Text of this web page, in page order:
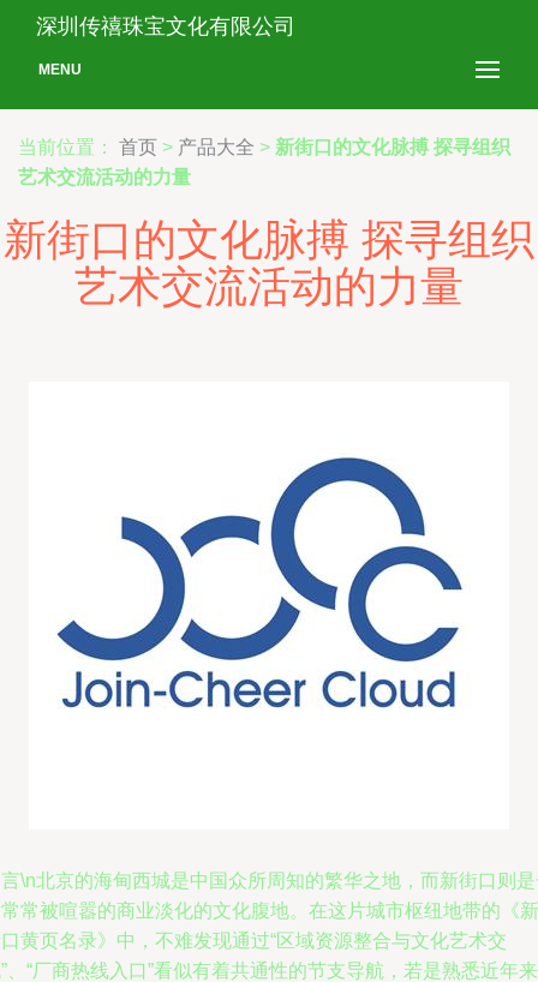
深圳传禧珠宝文化有限公司
MENU
当前位置： 首页 > 产品大全 > 新街口的文化脉搏 探寻组织
艺术交流活动的力量
新街口的文化脉搏 探寻组织
艺术交流活动的力量
\n北京的海甸西城是中国众所周知的繁华之地，而新街口则
常被喧嚣的商业淡化的文化腹地。在这片城市枢纽地带的《新
黄页名录》中，不难发现通过“区域资源整合与文化艺术交
、“厂商热线入口”看似有着共通性的节支导航，若是熟悉近年来